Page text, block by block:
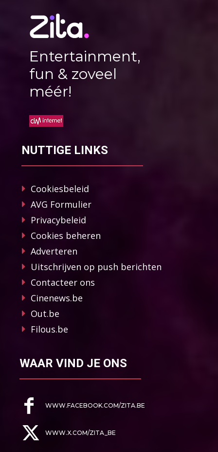
Entertainment,
fun & zoveel
méér!
NUTTIGE LINKS
Cookiesbeleid
AVG Formulier
Privacybeleid
Cookies beheren
Adverteren
Uitschrijven op push berichten
Contacteer ons
Cinenews.be
Out.be
Filous.be
WAAR VIND JE ONS
WWW.FACEBOOK.COM/ZITA.BE
WWW.X.COM/ZITA_BE